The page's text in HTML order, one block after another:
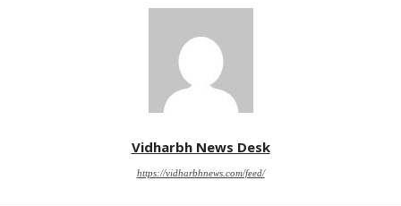
Vidharbh News Desk
https://vidharbhnews.com/feed/